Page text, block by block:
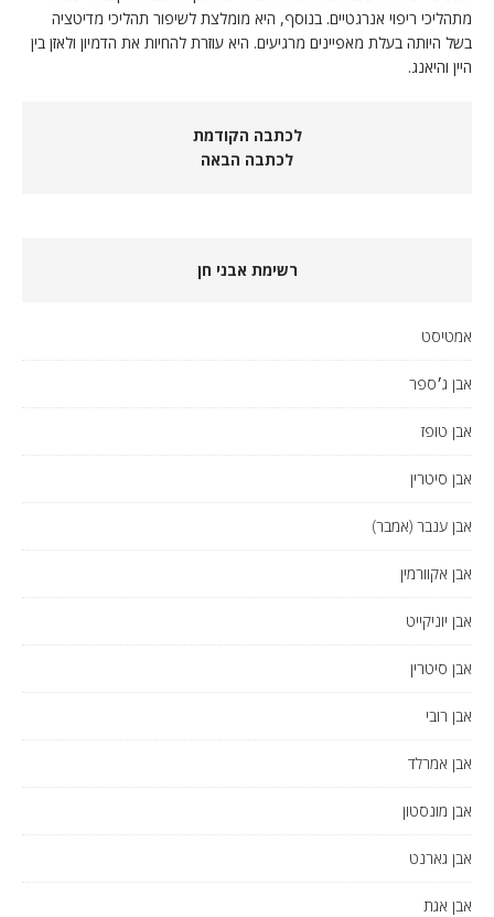
מתהליכי ריפוי אנרגטיים. בנוסף, היא מומלצת לשיפור תהליכי מדיטציה
בשל היותה בעלת מאפיינים מרגיעים. היא עוזרת להחיות את הדמיון ולאזן בין
היין והיאנג.
לכתבה הקודמת
לכתבה הבאה
רשימת אבני חן
אמטיסט
אבן ג׳ספר
אבן טופז
אבן סיטרין
אבן ענבר (אמבר)
אבן אקוורמין
אבן יוניקייט
אבן סיטרין
אבן רובי
אבן אמרלד
אבן מונסטון
אבן גארנט
אבן אגת